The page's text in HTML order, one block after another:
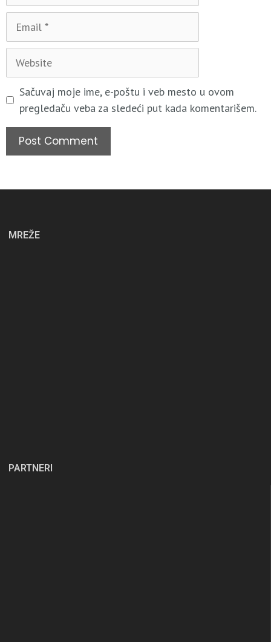
Sačuvaj moje ime, e-poštu i veb mesto u ovom
pregledaču veba za sledeći put kada komentarišem.
MREŽE
PARTNERI